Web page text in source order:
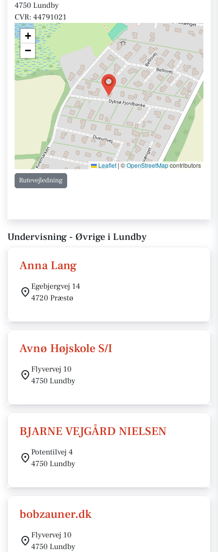
4750 Lundby
CVR: 44791021
+
−
Leaflet | ©OpenStreetMapcontributors
Rutevejledning
Undervisning - Øvrige i Lundby
Anna Lang
Egebjergvej 14
4720 Præstø
Avnø Højskole S/I
Flyvervej 10
4750 Lundby
BJARNE VEJGÅRD NIELSEN
Potentilvej 4
4750 Lundby
bobzauner.dk
Flyvervej 10
4750 Lundby